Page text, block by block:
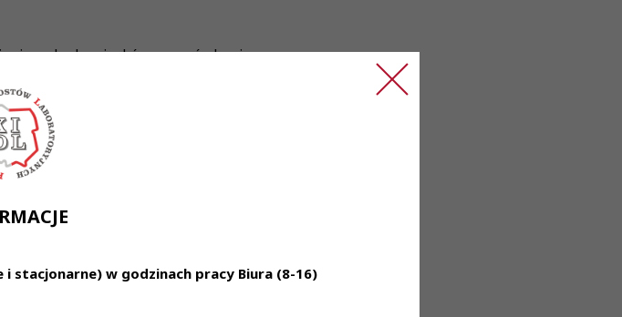
w godzinach pracy Biura (8-16)
obowiązków - wymóg konieczny
obowiązkach